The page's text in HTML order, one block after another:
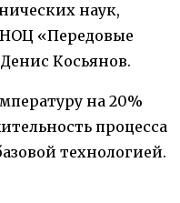
наук,
«Передовые
Косьянов.
на 20%
процесса
технологией.